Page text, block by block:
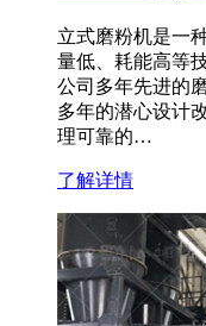
立式磨粉机是一
量低、耗能高等
公司多年先进的
多年的潜心设计
理可靠的…
了解详情